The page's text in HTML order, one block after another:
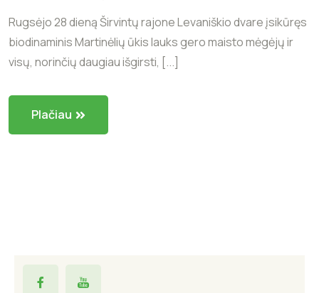
Rugsėjo 28 dieną Širvintų rajone Levaniškio dvare įsikūręs
biodinaminis Martinėlių ūkis lauks gero maisto mėgėjų ir
visų, norinčių daugiau išgirsti, [...]
Plačiau